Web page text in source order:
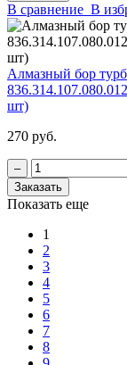
В сравнение В
Алмазный бор
шт)
270 руб.
‒
Заказать
Показать еще
1
2
3
4
5
6
7
8